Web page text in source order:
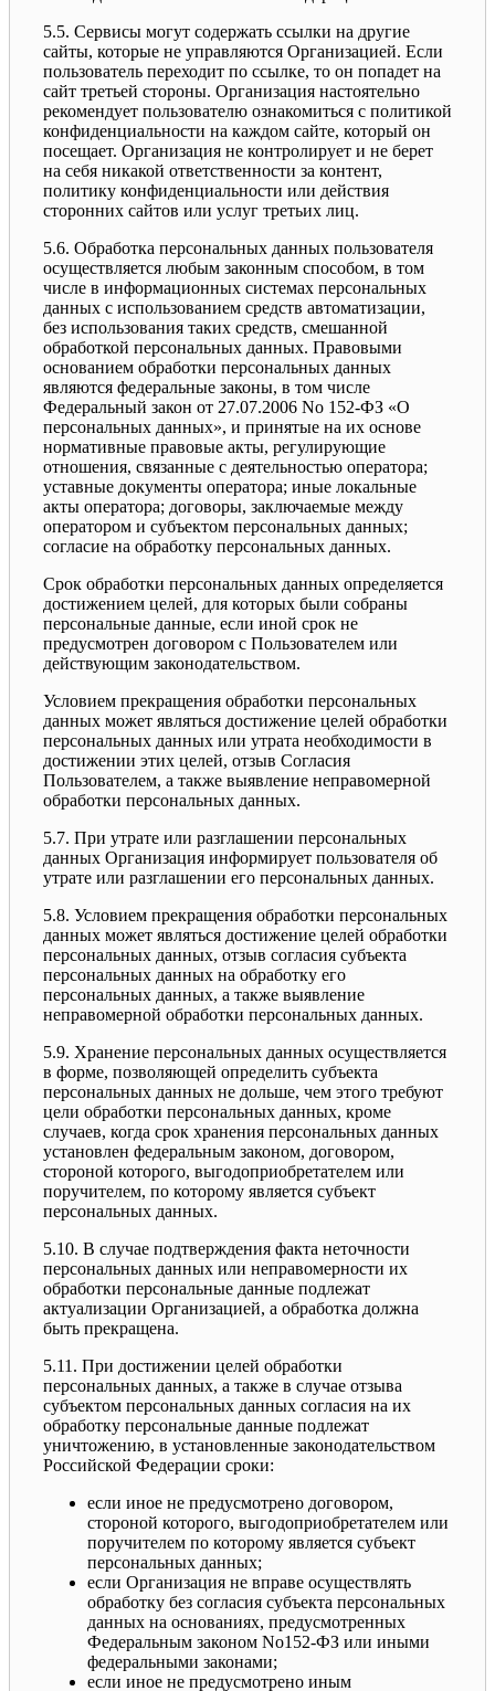
5.5. Сервисы могут содержать ссылки на другие
сайты, которые не управляются Организацией. Если
пользователь переходит по ссылке, то он попадет на
сайт третьей стороны. Организация настоятельно
рекомендует пользователю ознакомиться с политикой
конфиденциальности на каждом сайте, который он
посещает. Организация не контролирует и не берет
на себя никакой ответственности за контент,
политику конфиденциальности или действия
сторонних сайтов или услуг третьих лиц.
5.6. Обработка персональных данных пользователя
осуществляется любым законным способом, в том
числе в информационных системах персональных
данных с использованием средств автоматизации,
без использования таких средств, смешанной
обработкой персональных данных. Правовыми
основанием обработки персональных данных
являются федеральные законы, в том числе
Федеральный закон от 27.07.2006 No 152-ФЗ «О
персональных данных», и принятые на их основе
нормативные правовые акты, регулирующие
отношения, связанные с деятельностью оператора;
уставные документы оператора; иные локальные
акты оператора; договоры, заключаемые между
оператором и субъектом персональных данных;
согласие на обработку персональных данных.
Срок обработки персональных данных определяется
достижением целей, для которых были собраны
персональные данные, если иной срок не
предусмотрен договором с Пользователем или
действующим законодательством.
Условием прекращения обработки персональных
данных может являться достижение целей обработки
персональных данных или утрата необходимости в
достижении этих целей, отзыв Согласия
Пользователем, а также выявление неправомерной
обработки персональных данных.
5.7. При утрате или разглашении персональных
данных Организация информирует пользователя об
утрате или разглашении его персональных данных.
5.8. Условием прекращения обработки персональных
данных может являться достижение целей обработки
персональных данных, отзыв согласия субъекта
персональных данных на обработку его
персональных данных, а также выявление
неправомерной обработки персональных данных.
5.9. Хранение персональных данных осуществляется
в форме, позволяющей определить субъекта
персональных данных не дольше, чем этого требуют
цели обработки персональных данных, кроме
случаев, когда срок хранения персональных данных
установлен федеральным законом, договором,
стороной которого, выгодоприобретателем или
поручителем, по которому является субъект
персональных данных.
5.10. В случае подтверждения факта неточности
персональных данных или неправомерности их
обработки персональные данные подлежат
актуализации Организацией, а обработка должна
быть прекращена.
5.11. При достижении целей обработки
персональных данных, а также в случае отзыва
субъектом персональных данных согласия на их
обработку персональные данные подлежат
уничтожению, в установленные законодательством
Российской Федерации сроки:
если иное не предусмотрено договором,
стороной которого, выгодоприобретателем или
поручителем по которому является субъект
персональных данных;
если Организация не вправе осуществлять
обработку без согласия субъекта персональных
данных на основаниях, предусмотренных
Федеральным законом No152-ФЗ или иными
федеральными законами;
если иное не предусмотрено иным